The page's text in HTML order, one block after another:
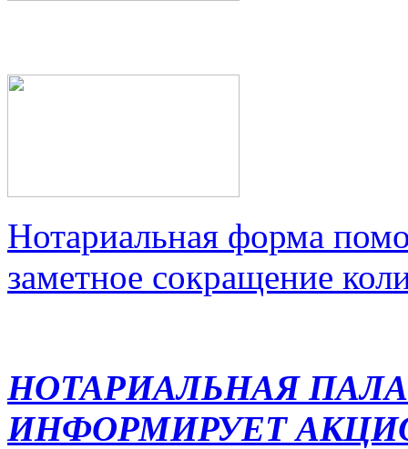
Нотариальная форма
заметное сокращение
НОТАРИАЛЬНАЯ
ИНФОРМИРУЕТ